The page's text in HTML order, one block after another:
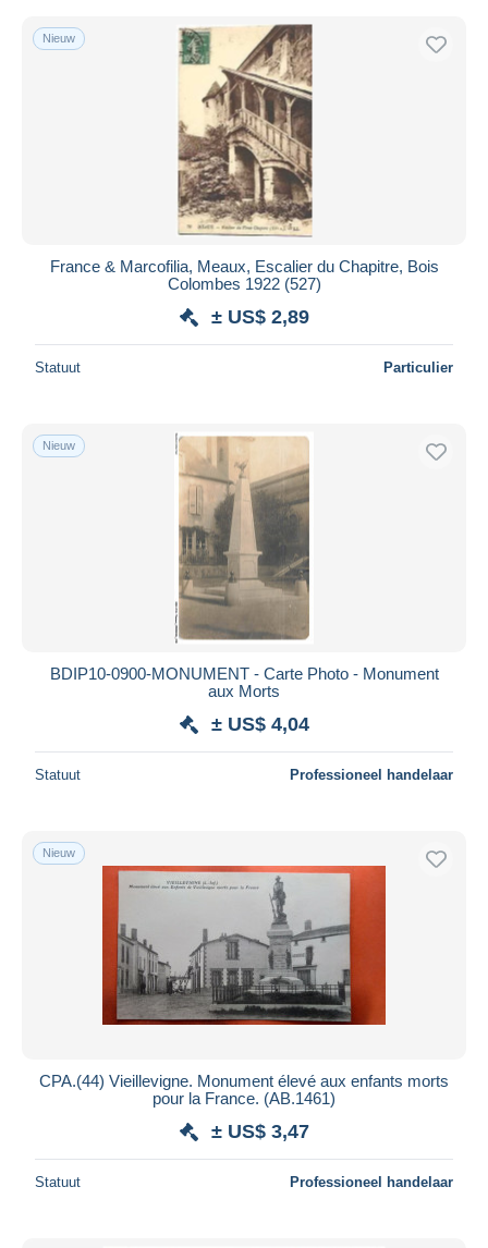
Nieuw
France & Marcofilia, Meaux, Escalier du Chapitre, Bois
Colombes 1922 (527)
± US$ 2,89
Statuut Particulier
Nieuw
BDIP10-0900-MONUMENT - Carte Photo - Monument
aux Morts
± US$ 4,04
Statuut Professioneel handelaar
Nieuw
CPA.(44) Vieillevigne. Monument élevé aux enfants morts
pour la France. (AB.1461)
± US$ 3,47
Statuut Professioneel handelaar